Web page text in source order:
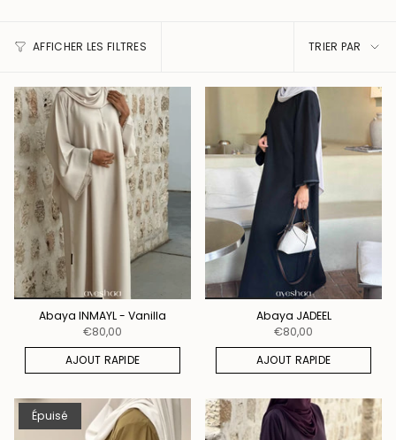
AFFICHER LES FILTRES
TRIER
TRIER PAR
Abaya INMAYL - Vanilla
€80,00
AJOUT RAPIDE
Abaya JADEEL
€80,00
AJOUT RAPIDE
Épuisé